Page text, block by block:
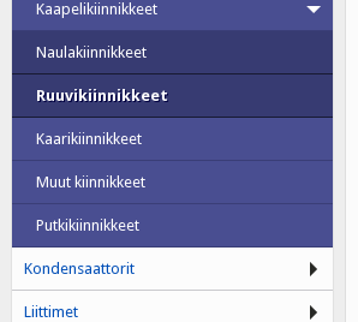
Kaapelikiinnikkeet
Naulakiinnikkeet
Ruuvikiinnikkeet
Kaarikiinnikkeet
Muut kiinnikkeet
Putkikiinnikkeet
Kondensaattorit
Liittimet